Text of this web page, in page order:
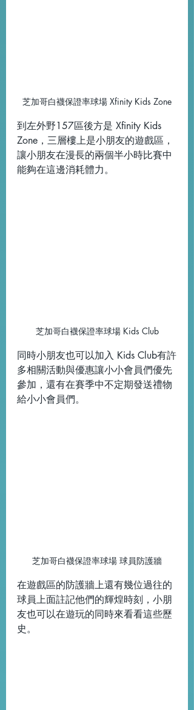
芝加哥白襪保證率球場 Xfinity Kids Zone
到左外野157區後方是 Xfinity Kids
Zone，三層樓上是小朋友的遊戲區，
讓小朋友在漫長的兩個半小時比賽中
能夠在這邊消耗體力。
芝加哥白襪保證率球場 Kids Club
同時小朋友也可以加入 Kids Club有許
多相關活動與優惠讓小小會員們優先
參加，還有在賽季中不定期發送禮物
給小小會員們。
芝加哥白襪保證率球場 球員防護牆
在遊戲區的防護牆上還有幾位過往的
球員上面註記他們的輝煌時刻，小朋
友也可以在遊玩的同時來看看這些歷
史。